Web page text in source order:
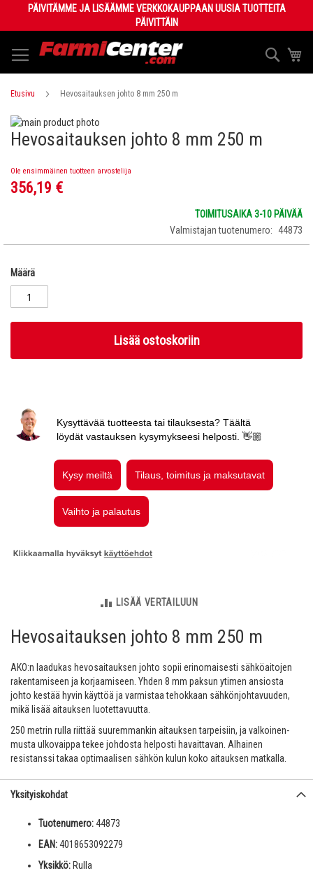
Content
PÄIVITÄMME JA LISÄÄMME VERKKOKAUPPAAN UUSIA TUOTTEITA
PÄIVITTÄIN
Haku
Etusivu Hevosaitauksen johto 8 mm 250 m
Skip
to
the
Skip
of
Hevosaitauksen johto 8 mm 250 m
Ole ensimmäinen tuotteen arvostelija
356,19 €
TOIMITUSAIKA 3-10 PÄIVÄÄ
Valmistajan tuotenumero
44873
Määrä
Lisää ostoskoriin
LISÄÄ VERTAILUUN
Hevosaitauksen johto 8 mm 250 m
AKO:n laadukas hevosaitauksen johto sopii erinomaisesti sähköaitojen
rakentamiseen ja korjaamiseen. Yhden 8 mm paksun ytimen ansiosta
johto kestää hyvin käyttöä ja varmistaa tehokkaan sähkönjohtavuuden,
mikä lisää aitauksen luotettavuutta.
250 metrin rulla riittää suuremmankin aitauksen tarpeisiin, ja valkoinen-
musta ulkovaippa tekee johdosta helposti havaittavan. Alhainen
resistanssi takaa optimaalisen sähkön kulun koko aitauksen matkalla.
Yksityiskohdat
Tuotenumero:44873
EAN:4018653092279
Yksikkö: Rulla